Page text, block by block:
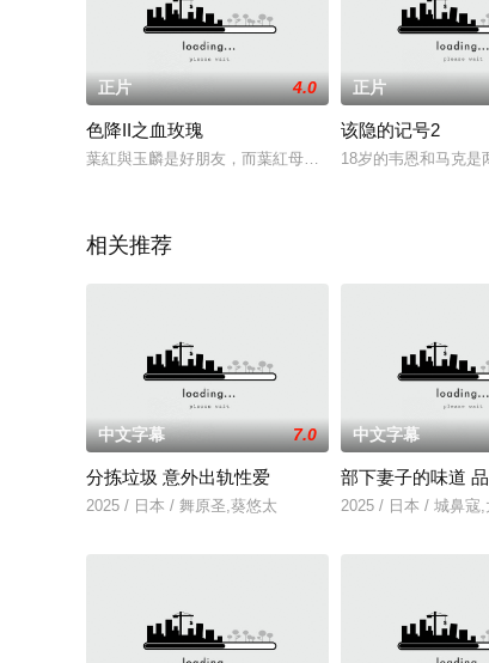
正片 4.0
色降II之血玫瑰
葉紅與玉麟是好朋友，而葉紅母親由於貪戀玉麟家財雖然
正片
该隐的记号2
18岁的韦恩和马克
相关推荐
中文字幕 7.0
分拣垃圾 意外出轨性爱
2025 / 日本 / 舞原圣,葵悠太
中文字幕
部下妻子的味道
2025 / 日本 / 城鼻寇